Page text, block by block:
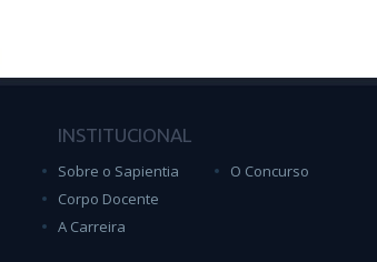
INSTITUCIONAL
Sobre o Sapientia
Corpo Docente
A Carreira
O Concurso